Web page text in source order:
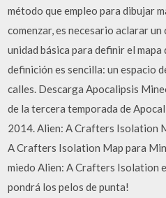
método que empleo para dibujar
comenzar, es necesario aclarar
unidad básica para definir el mapa
definición es sencilla: un espacio
calles. Descarga Apocalipsis
de la tercera temporada de
2014. Alien: A Crafters Isolation
A Crafters Isolation Map para
miedo Alien: A Crafters Isolation
pondrá los pelos de punta!